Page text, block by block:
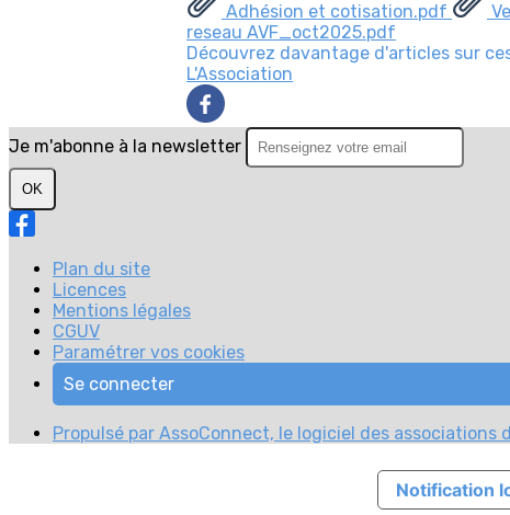
Adhésion et cotisation.pdf
reseau AVF_oct2025.pdf
Découvrez davantage d'articles sur
L'Association
Je m'abonne à la newsletter
OK
Plan du site
Licences
Mentions légales
CGUV
Paramétrer vos cookies
Se connecter
Propulsé par AssoConnect, le logiciel des associations
Notification